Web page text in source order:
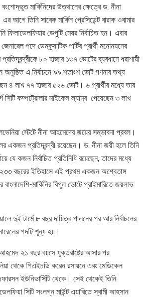
বংশোদ্ভুত মার্কিনিদের উত্থানের ক্ষেত্রে ড. নীনা
তিনি সাবেক মার্কিন প্রেসিডেন্ট বারাক ওবামার
ফিলাডেলফিয়ার ডেপুটি মেয়র নির্বাচিত হন। এবার
পদে ডেমক্র্যাটিক পার্টির প্রার্থী মনোনয়নের
প্রতিদ্বন্দ্বীকে ৮০ হাজার ১৩৭ ভোটের ব্যবধানে ধরাশায়ী
এ নির্বাচনে ৯৯ শতাংশ ভোট গণনার তথ্য
৪ লাখ ৭৭ হাজার ৫২৬ ভোট। ৬ প্রার্থীর মধ্যে তার
সিটি কম্পট্রোলার মাইকেল ল্যাম্ব পেয়েছেন ৩ লাখ
স্টেটে নীনা আহমেদের জয়ের সম্ভাবনা প্রবল।
একজন প্রতিদ্বন্দ্বী রয়েছেন। ড. নীনা জয়ী হলে তিনি
যে কজন নির্বাচিত প্রতিনিধি রয়েছেন, তাদের মধ্যে
বছরের ইতিহাসে এই প্রথম একজন অশ্বেতাঙ্গ
বাংলাদেশি-মার্কিনির বিপুল ভোটে প্রাইমারিতে জয়লাভ
দুই টার্মে ৮ বছর দায়িত্ব পালনের পর আর নির্বাচনের
পদটি শূন্য হয়।
আহমেদ ২১ বছর বয়সে যুক্তরাষ্ট্রে আসার পর
থেকে পিএইচডি করেন রসায়নে এবং মেডিকেল
ইউনিভার্সিটি থেকে। সেই থেকেই তিনি
সিটি সংলগ্ন মাউন্ট এয়ারিতে স্বামী আহসান